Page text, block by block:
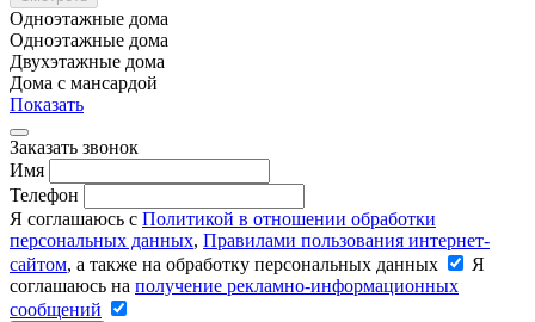
Одноэтажные дома
Одноэтажные дома
Двухэтажные дома
Дома с мансардой
Показать
Заказать звонок
Имя
Телефон
Я соглашаюсь с Политикой в отношении обработки
персональных данных, Правилами пользования интернет-
сайтом, а также на обработку персональных данных
Я
соглашаюсь на получение рекламно-информационных
сообщений